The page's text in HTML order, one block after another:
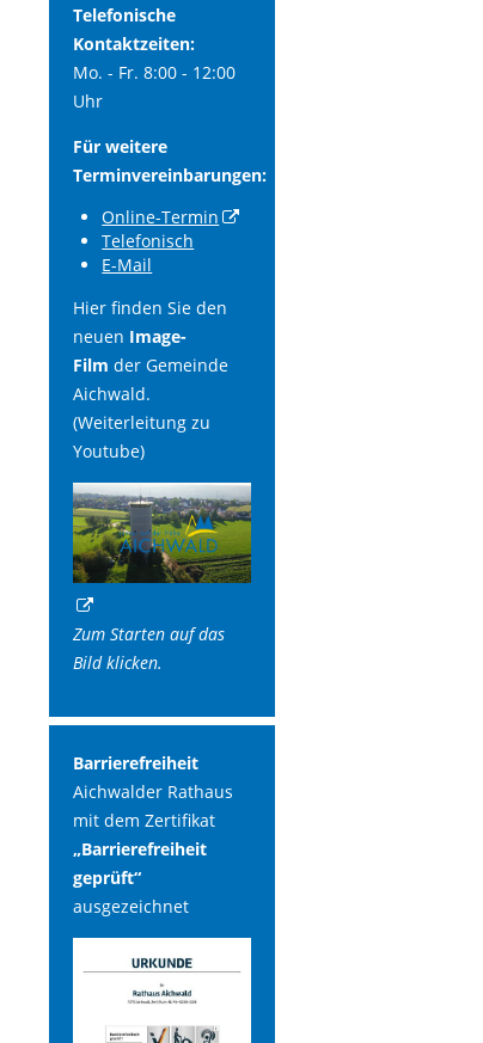
Telefonische
Kontaktzeiten:
Mo. - Fr. 8:00 - 12:00
Uhr
Für weitere
Terminvereinbarungen:
Online-Termin
Telefonisch
E-Mail
Hier finden Sie den
neuen Image-
Film der Gemeinde
Aichwald.
(Weiterleitung zu
Youtube)
Zum Starten auf das
Bild klicken.
Barrierefreiheit
Aichwalder Rathaus
mit dem Zertifikat
„Barrierefreiheit
geprüft“
ausgezeichnet